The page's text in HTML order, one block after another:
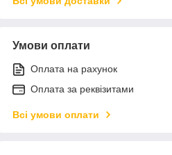
Умови оплати
Оплата на рахунок
Оплата за реквізитами
Всі умови оплати